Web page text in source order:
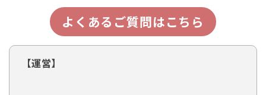
よくあるご質問はこちら
【運営】